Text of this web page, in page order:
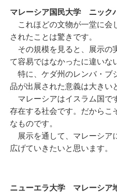
マレーシア国民大学 ニック
これほどの文物が一堂に会
されたことは驚きです。
その規模を見ると、展示の
て容易ではなかったに違いな
特に、ケダ州のレンバ・ブ
品が出展された意義は大きい
マレーシアはイスラム国で
存在する社会です。だからこ
なものです。
展示を通して、マレーシア
広げていきたいと思います。
ニューエラ大学 マレーシア